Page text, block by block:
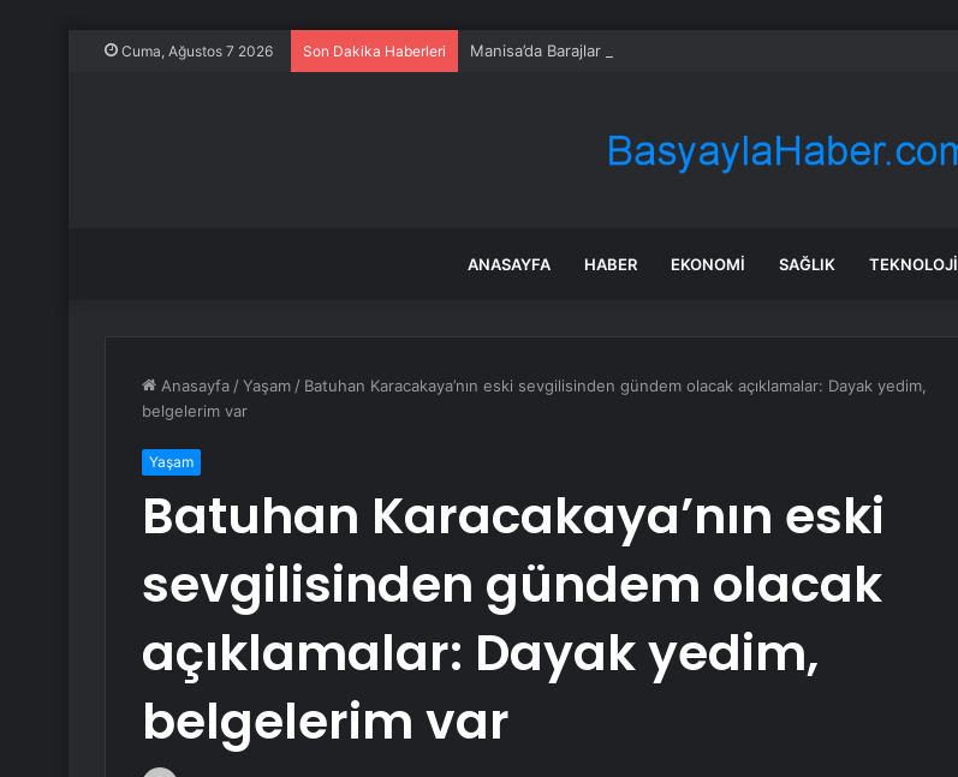
Cuma, Ağustos 7 2026 Son Dakika Haberleri Manisa’da Barajlar Tam Doldu, Su Salımı Başladı
ANASAYFA HABER EKONOMI SAĞLIK TEKNOLOJI
Anasayfa /Yaşam / Batuhan Karacakaya’nın eski sevgilisinden gündem olacak açıklamalar: Dayak yedim,
belgelerim var
Yaşam
Batuhan Karacakaya’nın eski
sevgilisinden gündem olacak
açıklamalar: Dayak yedim,
belgelerim var